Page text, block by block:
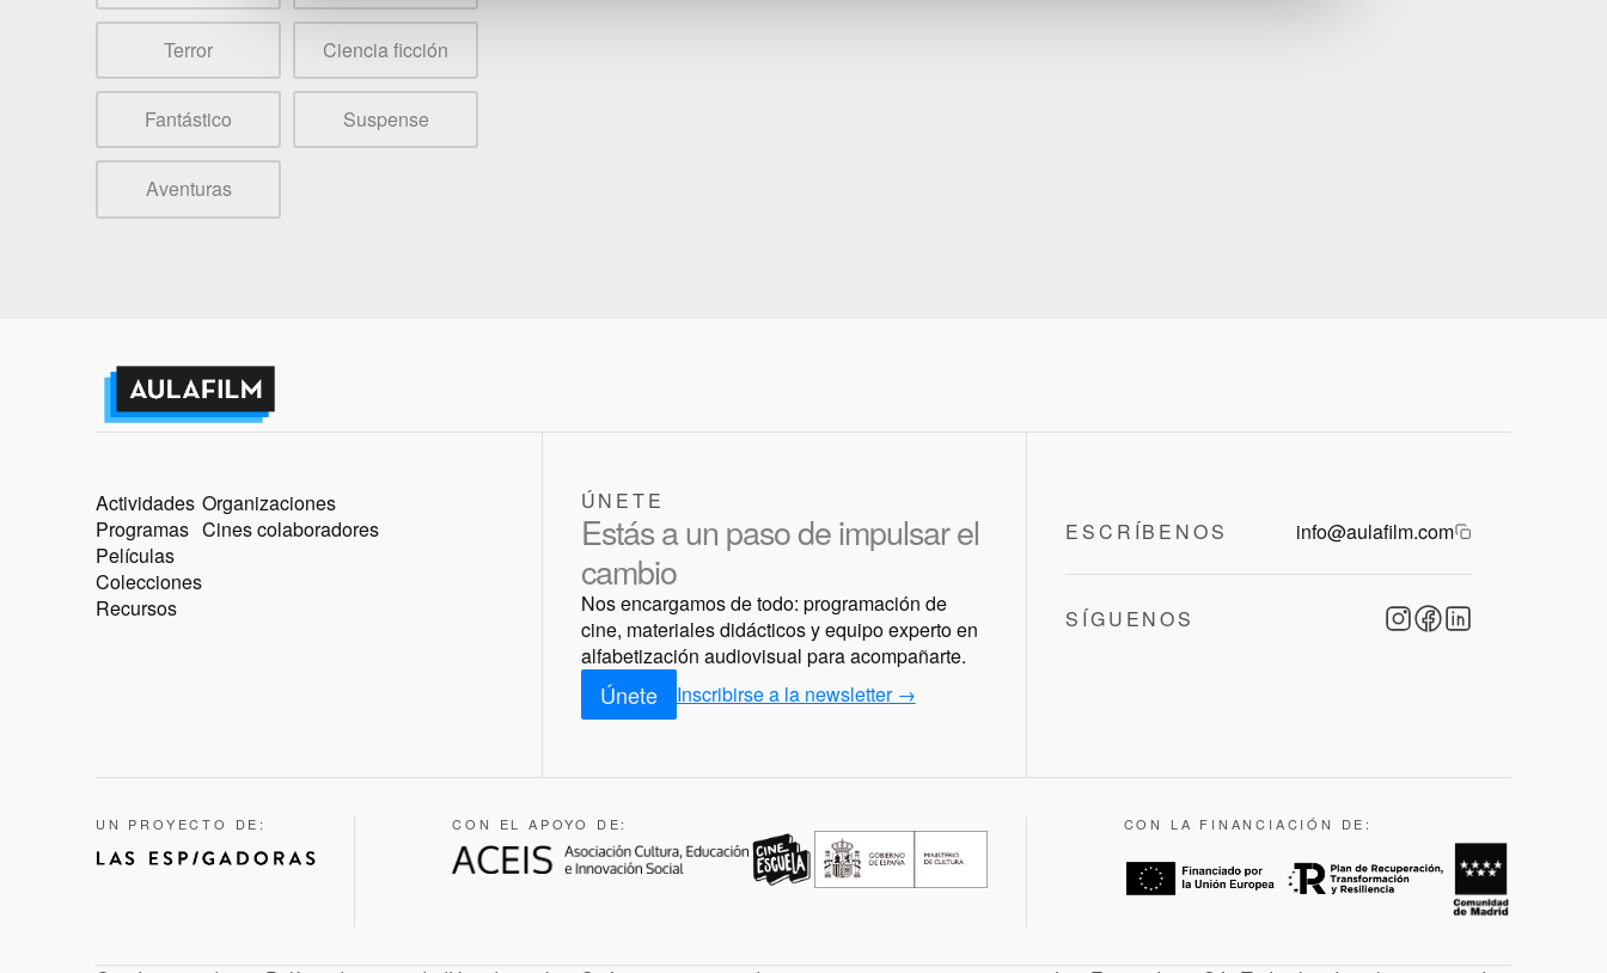
Terror Ciencia ficción
Fantástico Suspense
Aventuras
Actividades
Programas
Películas
Colecciones
Recursos
Organizaciones
Cines colaboradores
ÚNETE
Estás a un paso de impulsar el
cambio
Nos encargamos de todo: programación de
cine, materiales didácticos y equipo experto en
alfabetización audiovisual para acompañarte.
Únete Inscribirse a la newsletter →
ESCRÍBENOS info@aulafilm.com
SÍGUENOS
UN PROYECTO DE: CON EL APOYO DE: CON LA FINANCIACIÓN DE: